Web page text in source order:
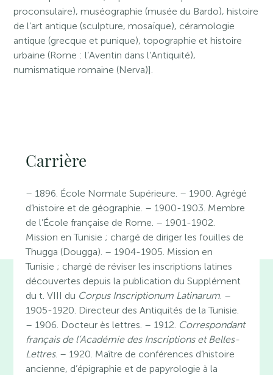
proconsulaire), muséographie (musée du Bardo), histoire
de l’art antique (sculpture, mosaïque), céramologie
antique (grecque et punique), topographie et histoire
urbaine (Rome : l’Aventin dans l’Antiquité),
numismatique romaine (Nerva)].
Carrière
– 1896. École Normale Supérieure. – 1900. Agrégé
d’histoire et de géographie. – 1900-1903. Membre
de l’École française de Rome. – 1901-1902.
Mission en Tunisie ; chargé de diriger les fouilles de
Thugga (Dougga). – 1904-1905. Mission en
Tunisie ; chargé de réviser les inscriptions latines
découvertes depuis la publication du Supplément
du t. VIII du Corpus Inscriptionum Latinarum. –
1905-1920. Directeur des Antiquités de la Tunisie.
– 1906. Docteur ès lettres. – 1912. Correspondant
français de l’Académie des Inscriptions et Belles-
Lettres. – 1920. Maître de conférences d’histoire
ancienne, d’épigraphie et de papyrologie à la